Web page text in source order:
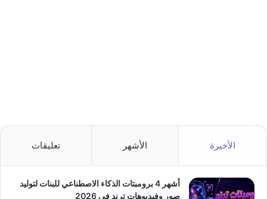
الأخيرة الأشهر تعليقات
أشهر 4 برومبتات الذكاء الاصطناعي للبنات لتوليد
صور وفيديوهات ترند في 2026